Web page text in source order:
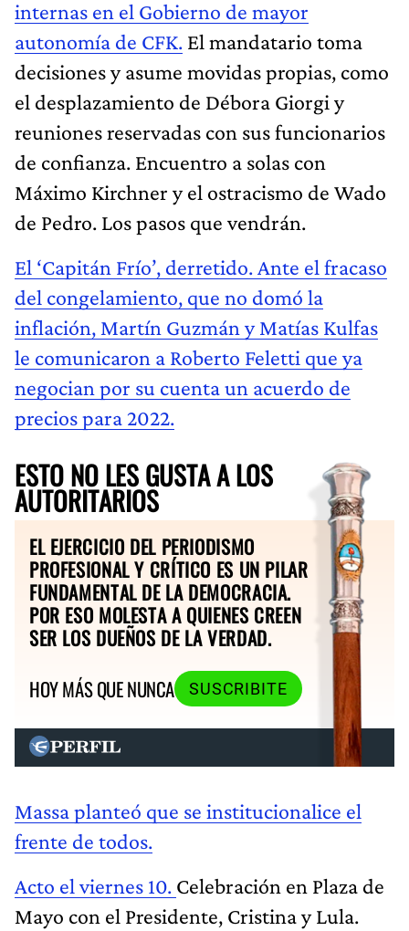
internas en el Gobierno de mayor
autonomía de CFK. El mandatario toma
decisiones y asume movidas propias, como
el desplazamiento de Débora Giorgi y
reuniones reservadas con sus funcionarios
de confianza. Encuentro a solas con
Máximo Kirchner y el ostracismo de Wado
de Pedro. Los pasos que vendrán.
El ‘Capitán Frío’, derretido. Ante el fracaso
del congelamiento, que no domó la
inflación, Martín Guzmán y Matías Kulfas
le comunicaron a Roberto Feletti que ya
negocian por su cuenta un acuerdo de
precios para 2022.
ESTO NO LES GUSTA A LOS
AUTORITARIOS
EL EJERCICIO DEL PERIODISMO
PROFESIONAL Y CRÍTICO ES UN PILAR
FUNDAMENTAL DE LA DEMOCRACIA.
POR ESO MOLESTA A QUIENES CREEN
SER LOS DUEÑOS DE LA VERDAD.
HOY MÁS QUE NUNCA
SUSCRIBITE
Massa planteó que se institucionalice el
frente de todos.
Acto el viernes 10. Celebración en Plaza de
Mayo con el Presidente, Cristina y Lula.